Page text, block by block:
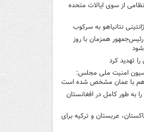
نظامی از سوی ایالات متحده
نتانیاهو به سرکوب
همزمان با روز
تهدید کرد
امنیت ملی مجلس:
با عمان مشخص شده است
به طور کامل در افغانستان
عربستان و ترکیه برای